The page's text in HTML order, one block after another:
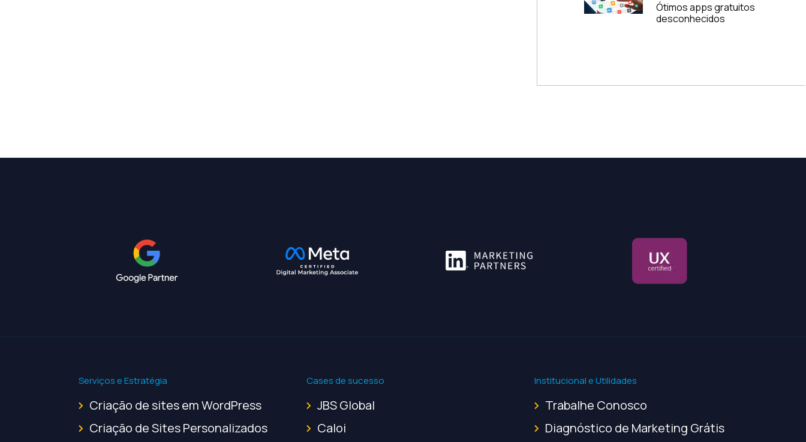
Ótimos apps gratuitos
desconhecidos
Serviços e Estratégia
Criação de sites em WordPress
Criação de Sites Personalizados
Cases de sucesso
JBS Global
Caloi
Institucional e Utilidades
Trabalhe Conosco
Diagnóstico de Marketing Grátis